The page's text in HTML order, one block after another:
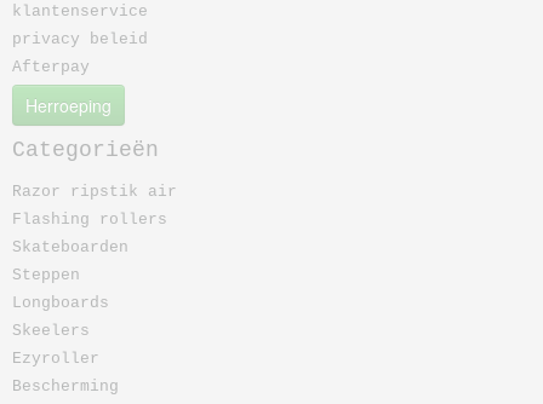
klantenservice
privacy beleid
Afterpay
Herroeping
Categorieën
Razor ripstik air
Flashing rollers
Skateboarden
Steppen
Longboards
Skeelers
Ezyroller
Bescherming